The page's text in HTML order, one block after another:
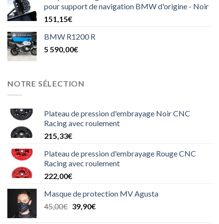
pour support de navigation BMW d'origine - Noir
151,15€
BMW R1200 R
5 590,00€
NOTRE SÉLECTION
Plateau de pression d'embrayage Noir CNC
Racing avec roulement
215,33€
Plateau de pression d'embrayage Rouge CNC
Racing avec roulement
222,00€
Masque de protection MV Agusta
45,00€ Le
39,90€Le